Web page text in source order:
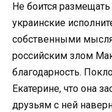
Не боится
украинские
собственными
российским злом
благодарность.
Екатерине, что она
друзьям с ней